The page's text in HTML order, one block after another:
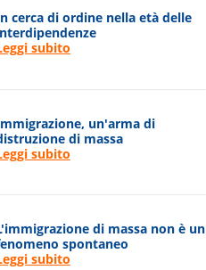
cerca di ordine nella età delle
subito
un'arma di
di massa
subito
di massa non è un
spontaneo
subito